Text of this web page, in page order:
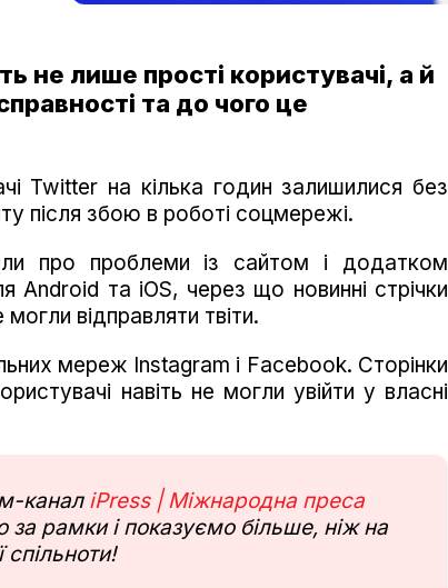
не лише прості користувачі, а й
та до чого це
Twitter на кілька годин залишилися без
після збою в роботі соцмережі.
про проблеми із сайтом і додатком
Android та iOS, через що новинні стрічки
відправляти твіти.
мереж Instagram і Facebook. Сторінки
навіть не могли увійти у власні
канал iPress | Міжнародна преса
рамки і показуємо більше, ніж на